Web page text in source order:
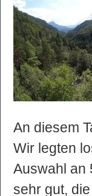
An diesem
Wir legten
Auswahl an
sehr gut,